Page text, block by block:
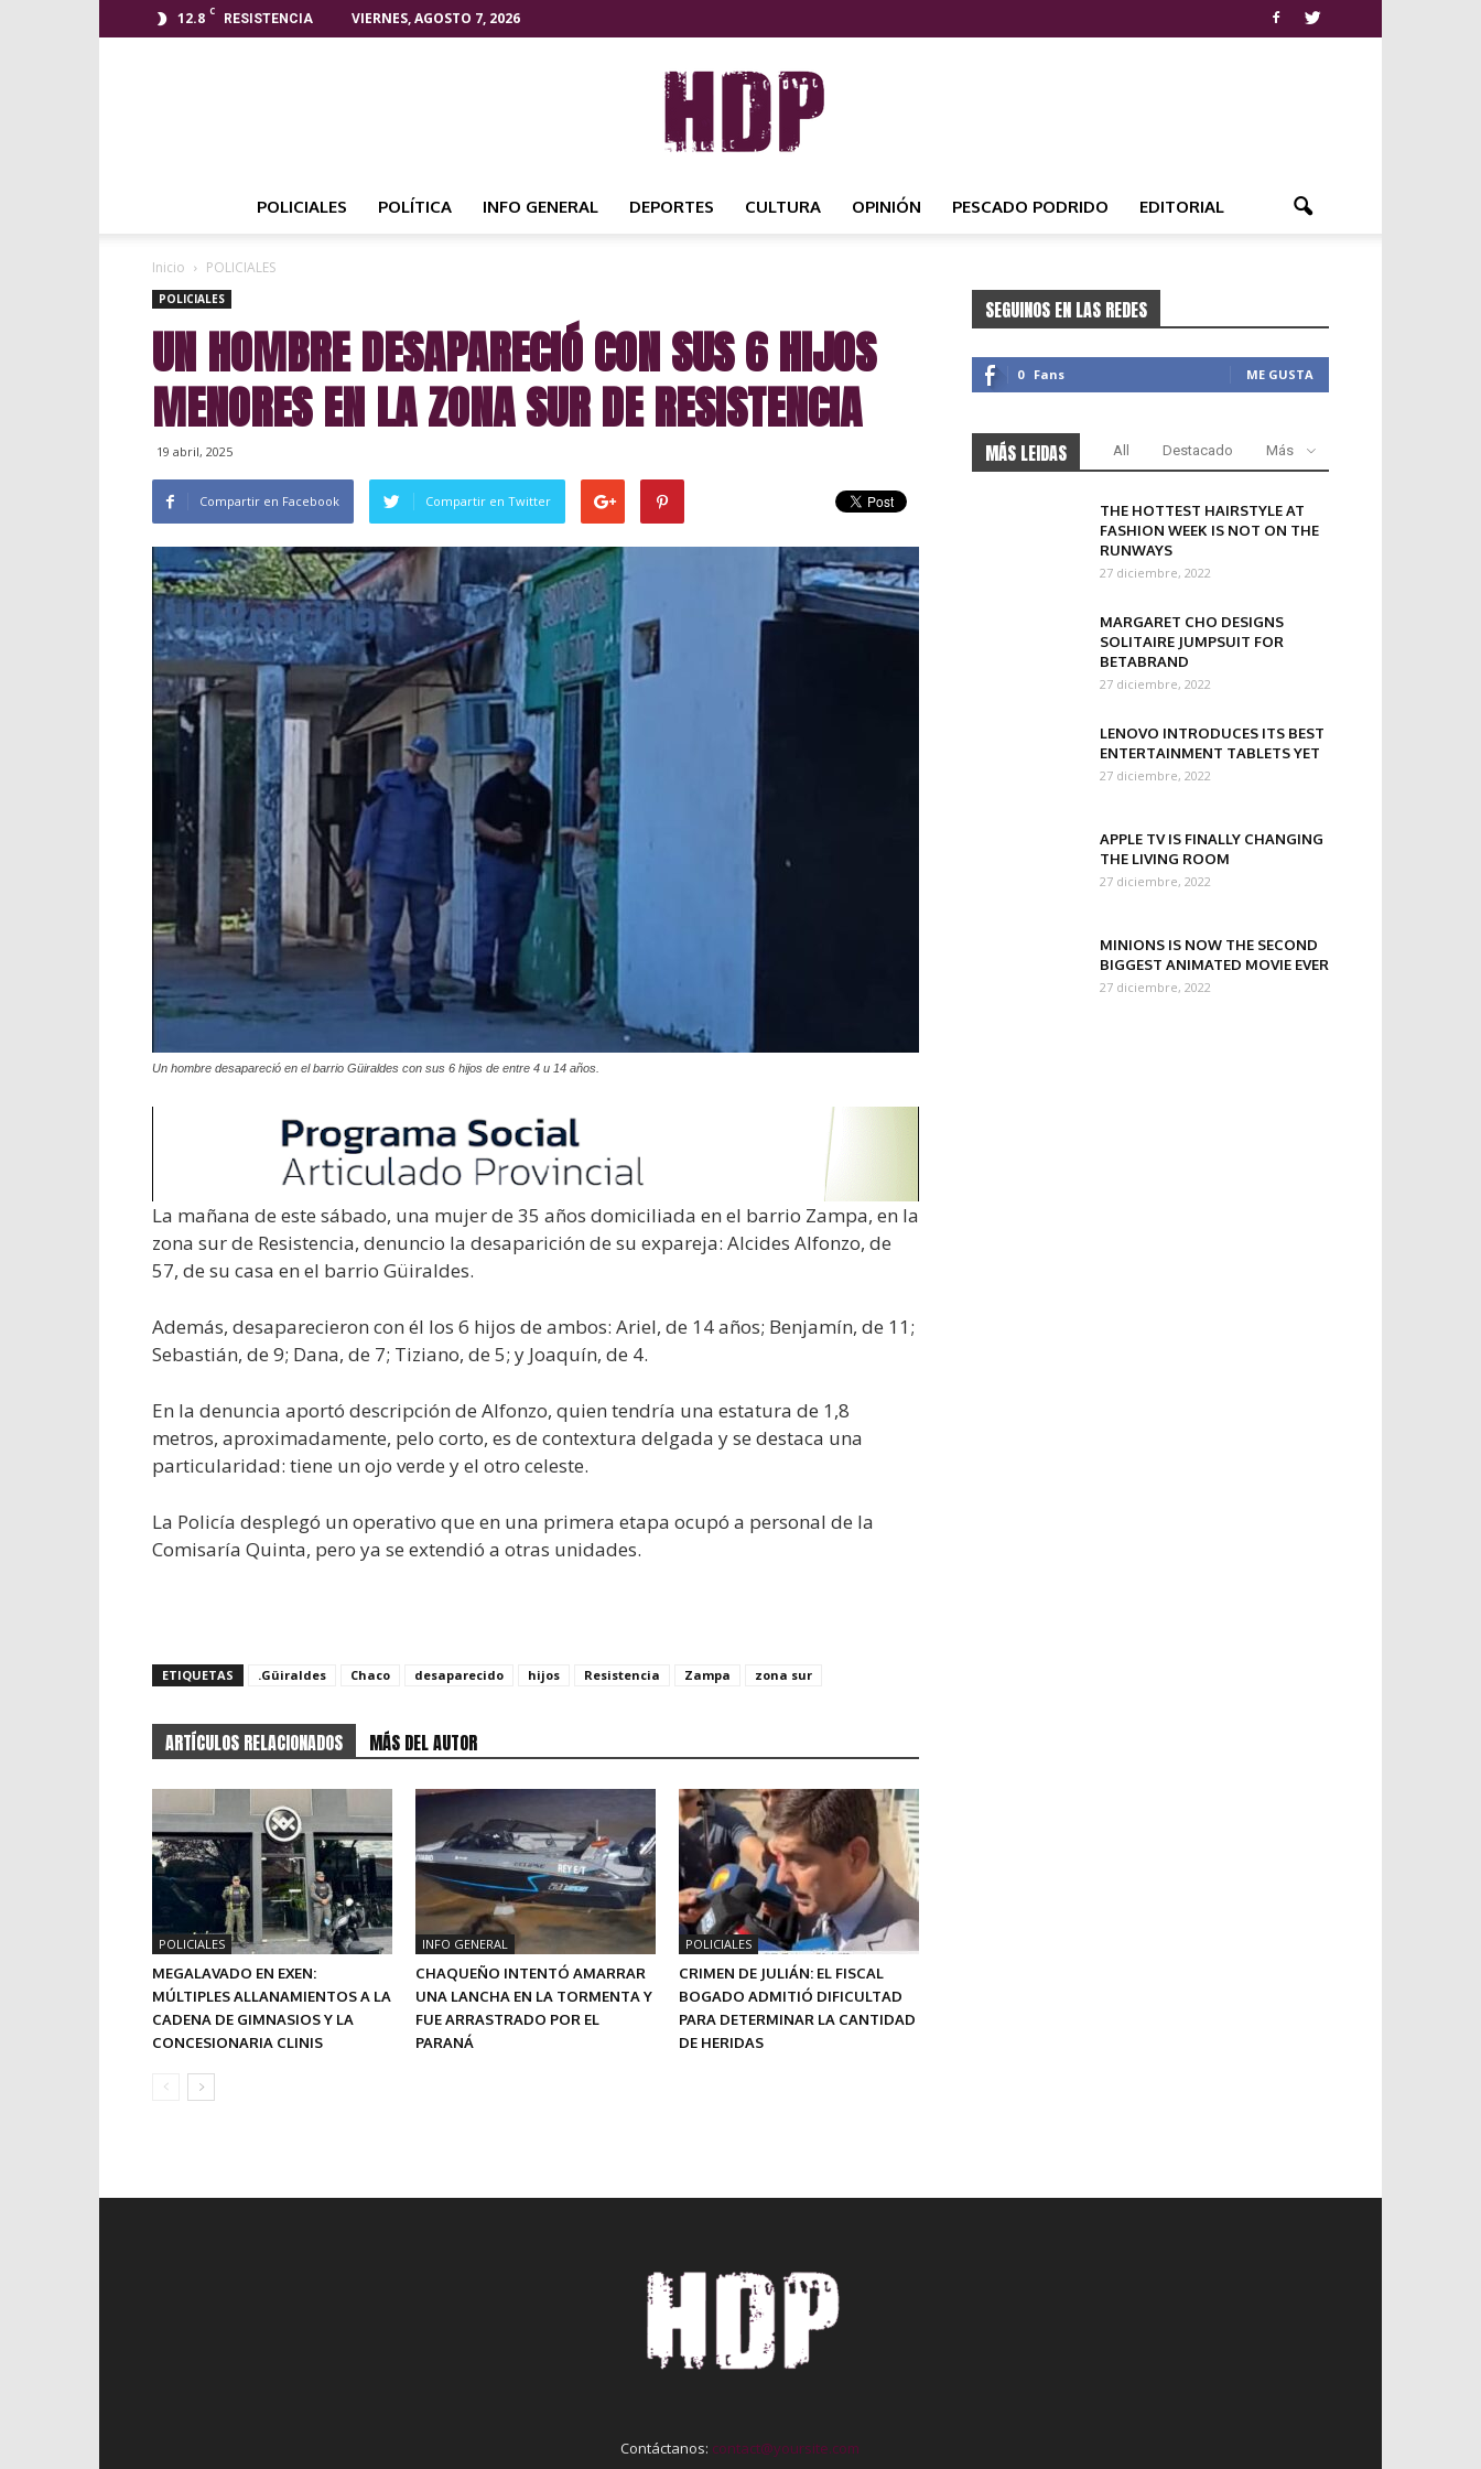
12.8 C
RESISTENCIA VIERNES, AGOSTO 7, 2026
NOTICIAS
POLICIALES POLÍTICA INFO GENERAL DEPORTES CULTURA OPINIÓN PESCADO PODRIDO EDITORIAL
Inicio POLICIALES
POLICIALES
UN HOMBRE DESAPARECIÓ CON SUS 6 HIJOS
MENORES EN LA ZONA SUR DE RESISTENCIA
19 abril, 2025
Compartir en Facebook Compartir en Twitter
Un hombre desapareció en el barrio Güiraldes con sus 6 hijos de entre 4 u 14 años.
La mañana de este sábado, una mujer de 35 años domiciliada en el barrio Zampa, en la
zona sur de Resistencia, denuncio la desaparición de su expareja: Alcides Alfonzo, de
57, de su casa en el barrio Güiraldes.
Además, desaparecieron con él los 6 hijos de ambos: Ariel, de 14 años; Benjamín, de 11;
Sebastián, de 9; Dana, de 7; Tiziano, de 5; y Joaquín, de 4.
En la denuncia aportó descripción de Alfonzo, quien tendría una estatura de 1,8
metros, aproximadamente, pelo corto, es de contextura delgada y se destaca una
particularidad: tiene un ojo verde y el otro celeste.
La Policía desplegó un operativo que en una primera etapa ocupó a personal de la
Comisaría Quinta, pero ya se extendió a otras unidades.
ETIQUETAS .Güiraldes Chaco desaparecido hijos Resistencia Zampa zona sur
ARTÍCULOS RELACIONADOS MÁS DEL AUTOR
POLICIALES
MEGALAVADO EN EXEN:
MÚLTIPLES ALLANAMIENTOS A LA
CADENA DE GIMNASIOS Y LA
CONCESIONARIA CLINIS
INFO GENERAL
CHAQUEÑO INTENTÓ AMARRAR
UNA LANCHA EN LA TORMENTA Y
FUE ARRASTRADO POR EL
PARANÁ
POLICIALES
CRIMEN DE JULIÁN: EL FISCAL
BOGADO ADMITIÓ DIFICULTAD
PARA DETERMINAR LA CANTIDAD
DE HERIDAS
SEGUINOS EN LAS REDES
0 Fans ME GUSTA
MÁS LEIDAS All Destacado Más
THE HOTTEST HAIRSTYLE AT
FASHION WEEK IS NOT ON THE
RUNWAYS
27 diciembre, 2022
MARGARET CHO DESIGNS
SOLITAIRE JUMPSUIT FOR
BETABRAND
27 diciembre, 2022
LENOVO INTRODUCES ITS BEST
ENTERTAINMENT TABLETS YET
27 diciembre, 2022
APPLE TV IS FINALLY CHANGING
THE LIVING ROOM
27 diciembre, 2022
MINIONS IS NOW THE SECOND
BIGGEST ANIMATED MOVIE EVER
27 diciembre, 2022
Contáctanos: contact@yoursite.com